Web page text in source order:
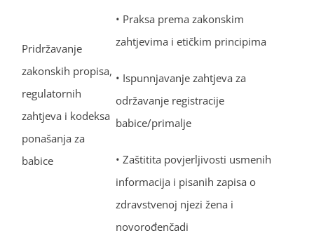
Pridržavanje
zakonskih propisa,
regulatornih
zahtjeva i kodeksa
ponašanja za
babice
• Praksa prema zakonskim
zahtjevima i etičkim principima
• Ispunnjavanje zahtjeva za
održavanje registracije
babice/primalje
• Zaštitita povjerljivosti usmenih
informacija i pisanih zapisa o
zdravstvenoj njezi žena i
novorođenčadi